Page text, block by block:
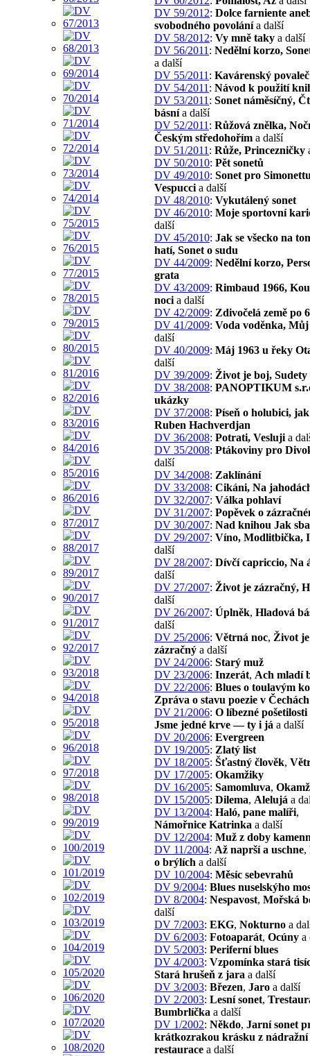
DV 59/2012: Dolce farniente
svobodného povolánía další
DV 58/2012: Vy mně taky a další
DV 56/2011 : Nedělní korzo,
a další
DV 55/2011 : Kavárenský povaleč
DV 54/2011 : Návod k použití
DV 53/2011 : Sonet náměsíčný,
básnía další
DV 52/2011 : Růžová znělka,
Českým středohořím a další
DV 51/2011 : Růže, Princezničky
DV 50/2010: Pět sonetů
DV 49/2010: Sonet pro
Vespucci a další
DV 48/2010: Vykutálený sonet
DV 46/2010: Moje sportovní
další
DV 45/2010: Jak se všecko na
hatí, Sonet o sudu
DV 44/2009: Nedělní korzo,
grata
DV 43/2009: Rimbaud 1966,
noci a další
DV 42/2009: Zdivočelá země po
DV 41/2009: Voda voděnka,
další
DV 40/2009: Máj 1963 u řeky
další
DV 39/2009: Život je boj, Sudety
DV 38/2008: PANOPTIKUM
ukázky
DV 37/2008: Píseň o holubici,
Ruben Hachverdjan
DV 36/2008: Potrati, Vesluji a
DV 35/2008: Ptákoviny pro
další
DV 34/2008: Zaklínání
DV 33/2008: Cikáni, Na
DV 32/2007: Válka pohlaví
DV 31/2007: Popěvek o
DV 30/2007: Nad knihou Jak
DV 29/2007: Víno, Modlitbička,
další
DV 28/2007: Dívčí capriccio, Na
další
DV 27/2007: Život je zázračný,
další
DV 26/2007: Úplněk, Hladová
další
DV 25/2006: Větrná noc, Život je
zázračný a další
DV 24/2006: Starý muž
DV 23/2006: Inzerát, Ach mladí
DV 22/2006: Blues o toulavým
Zpráva o stavu poezie v Čechách
DV 21/2006: O líbezné pošetilosti
Jsme jedné krve — ty i já a další
DV 20/2006: Evergreen
DV 19/2005: Zlatý list
DV 18/2005: Šťastný člověk,
DV 17/2005: Okamžiky
DV 16/2005: Samomluva,
DV 15/2005: Dilema, Alelujá a
DV 13/2004: Haló, pane malíři,
Námořnice Katrinka a další
DV 12/2004: Muž z doby
DV 11/2004: Až naprší a uschne,
o brýlích a další
DV 10/2004: Měsíc sebevrahů
DV 9/2004: Blues nuselskýho
DV 8/2004: Nespavost, Mořská
další
DV 7/2003: EKG, Nokturno a
DV 6/2003: Fotoaparát, Ocúny a
DV 5/2003: Periferní blues
DV 4/2003: Vzpomínka stará
Stará hrušeň z jara a další
DV 3/2003: Březen, Jaro a další
DV 2/2003: Lesní sonet,
Bumbrlíčka a další
DV 1/2002: Někdo, Jarní sonet
krátkozrakou krásku z nádražní
restaurace a další